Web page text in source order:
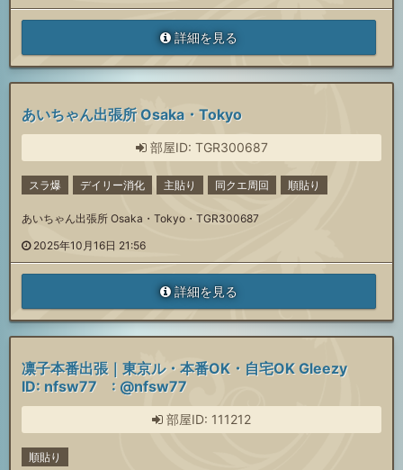
詳細を見る
あいちゃん出張所 Osaka・Tokyo
部屋ID: TGR300687
スラ爆 デイリー消化 主貼り 同クエ周回 順貼り
あいちゃん出張所 Osaka・Tokyo・TGR300687
2025年10月16日 21:56
詳細を見る
凛子本番出張｜東京ル・本番OK・自宅OK Gleezy
ID: nfsw77 : @nfsw77
部屋ID: 111212
順貼り